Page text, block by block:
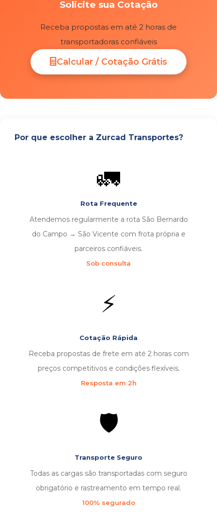
Solicite sua Cotação
Receba propostas em até 2 horas de
transportadoras confiáveis
Calcular / Cotação Grátis
Por que escolher a Zurcad Transportes?
🚛
Rota Frequente
Atendemos regularmente a rota São Bernardo
do Campo → São Vicente com frota própria e
parceiros confiáveis.
Sob consulta
⚡
Cotação Rápida
Receba propostas de frete em até 2 horas com
preços competitivos e condições flexíveis.
Resposta em 2h
🛡️
Transporte Seguro
Todas as cargas são transportadas com seguro
obrigatório e rastreamento em tempo real.
100% segurado